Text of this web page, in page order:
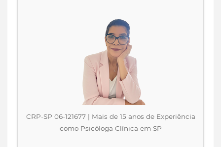
CRP-SP 06-121677 | Mais de 15 anos de Experiência
como Psicóloga Clínica em SP